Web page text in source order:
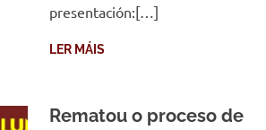
presentación:[…]
LER MÁIS
Rematou o proceso de